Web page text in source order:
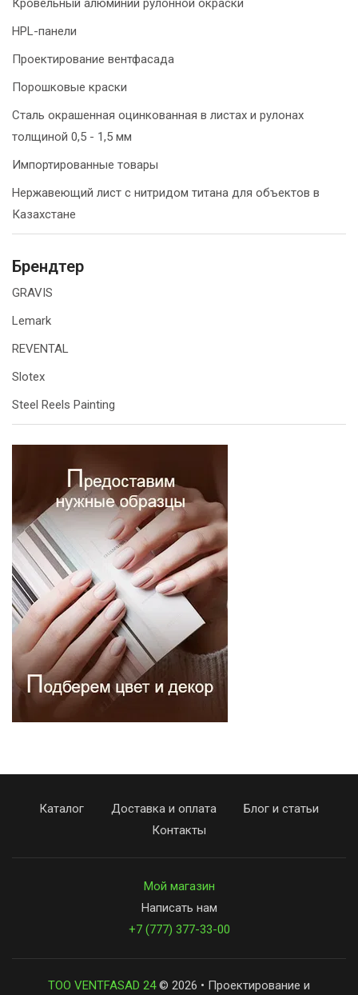
Кровельный алюминий рулонной окраски
HPL-панели
Проектирование вентфасада
Порошковые краски
Сталь окрашенная оцинкованная в листах и рулонах
толщиной 0,5 - 1,5 мм
Импортированные товары
Нержавеющий лист с нитридом титана для объектов в
Казахстане
Брендтер
GRAVIS
Lemark
REVENTAL
Slotex
Steel Reels Painting
Каталог Доставка и оплата
Блог и статьи
Контакты
Мой магазин
Написать нам
+7 (777) 377-33-00
ТОО VENTFASAD 24© 2026 • Проектирование и